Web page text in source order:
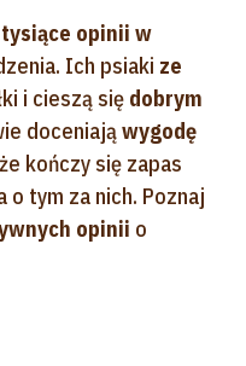
tysiące opinii w
Ich psiaki ze
i cieszą się dobrym
doceniająwygodę
kończy się zapas
tym za nich. Poznaj
opinii o